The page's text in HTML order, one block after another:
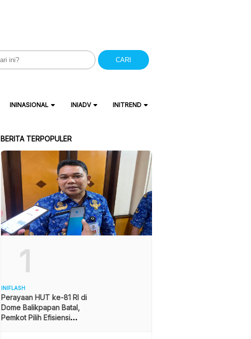
CARI
ININASIONAL INIADV INITREND
BERITA TERPOPULER
1
INIFLASH
Perayaan HUT ke-81 RI di
Dome Balikpapan Batal,
Pemkot Pilih Efisiensi